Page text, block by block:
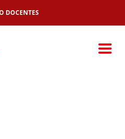
DOCENTES